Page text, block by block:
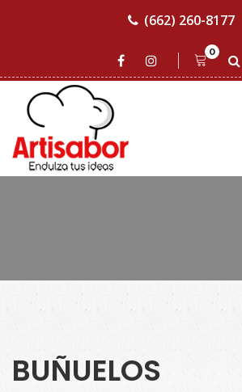
(662) 260-8177
0
BUÑUELOS